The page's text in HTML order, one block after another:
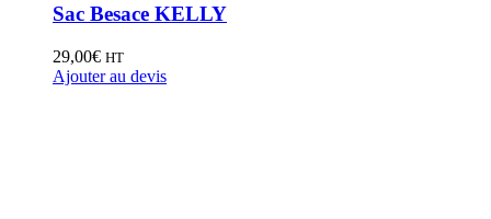
Sac Besace KELLY
29,00€ HT
Ajouter au devis